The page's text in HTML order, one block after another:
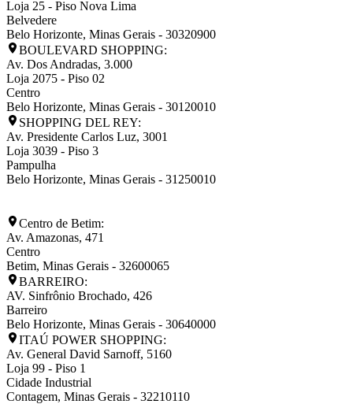
Loja 25 - Piso Nova Lima
Belvedere
Belo Horizonte, Minas Gerais - 30320900
BOULEVARD SHOPPING:
Av. Dos Andradas, 3.000
Loja 2075 - Piso 02
Centro
Belo Horizonte, Minas Gerais - 30120010
SHOPPING DEL REY:
Av. Presidente Carlos Luz, 3001
Loja 3039 - Piso 3
Pampulha
Belo Horizonte, Minas Gerais - 31250010
Centro de Betim:
Av. Amazonas, 471
Centro
Betim, Minas Gerais - 32600065
BARREIRO:
AV. Sinfrônio Brochado, 426
Barreiro
Belo Horizonte, Minas Gerais - 30640000
ITAÚ POWER SHOPPING:
Av. General David Sarnoff, 5160
Loja 99 - Piso 1
Cidade Industrial
Contagem, Minas Gerais - 32210110